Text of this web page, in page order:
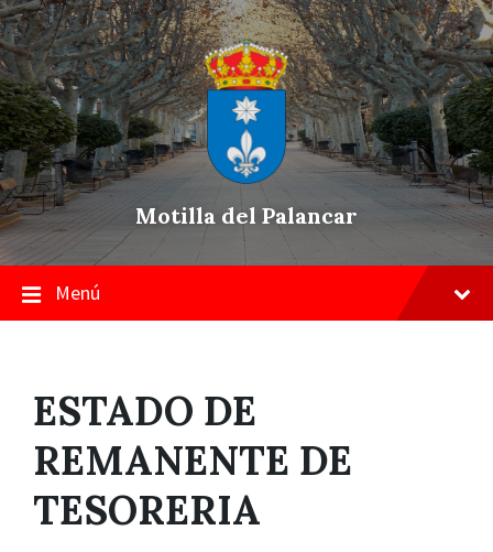
Skip
to
content
Saltar
a
la
navegación
principal
Saltar
a
pie
de
página
Motilla del Palancar
Menú
ESTADO DE
REMANENTE DE
TESORERIA